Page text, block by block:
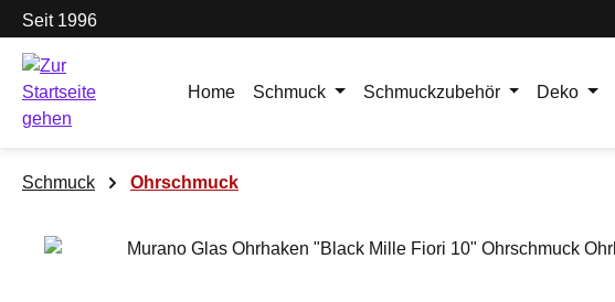
Hauptinhalt springen
Zur Suche springen
Zur Hauptnavigation springen
Seit 1996
Home Schmuck Schmuckzubehör Deko
Schmuck Ohrschmuck